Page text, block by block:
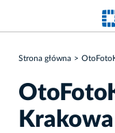
Strona główna
Krakowa